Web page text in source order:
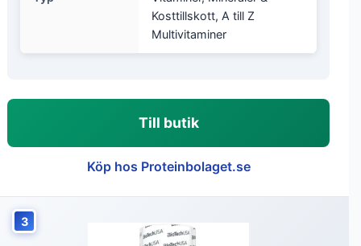
Kosttillskott, A till Z
Multivitaminer
Till butik
Köp hos Proteinbolaget.se
3